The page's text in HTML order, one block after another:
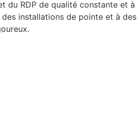
du RDP de qualité constante et à
installations de pointe et à des